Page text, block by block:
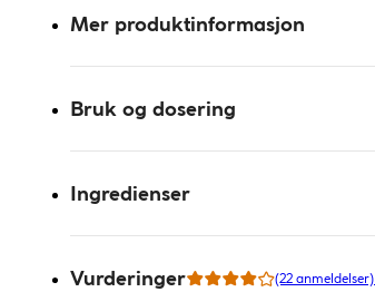
Mer produktinformasjon
Bruk og dosering
Ingredienser
Vurderinger (22 anmeldelser)